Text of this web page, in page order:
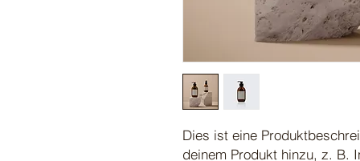
Dies ist eine
deinem Produkt hinzu, z. B.